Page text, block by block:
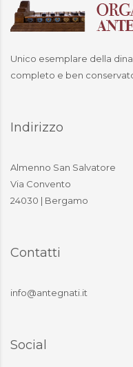
Unico esemplare della
completo e ben
Indirizzo
Almenno San Salvatore
Via Convento
24030 | Bergamo
Contatti
info@antegnati.it
Social